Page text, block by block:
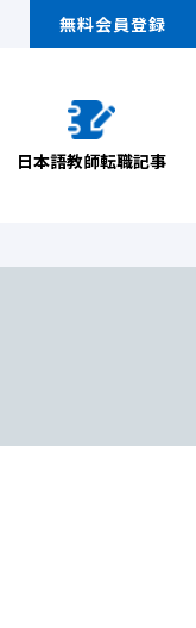
無料会員登録
日本語教師転職記事